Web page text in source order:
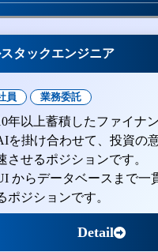
タックエンジニア
員 業務委託
年以上蓄積したファイナ
を掛け合わせて、投資の
させるポジションです。
からデータベースまで一
ポジションです。
Detail